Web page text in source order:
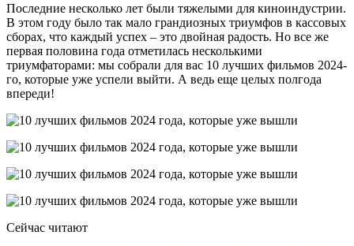
Последние несколько лет были тяжелыми для киноиндустрии.
В этом году было так мало грандиозных триумфов в кассовых
сборах, что каждый успех – это двойная радость. Но все же
первая половина года отметилась несколькими
триумфаторами: мы собрали для вас 10 лучших фильмов 2024-
го, которые уже успели выйти. А ведь еще целых полгода
впереди!
Сейчас читают